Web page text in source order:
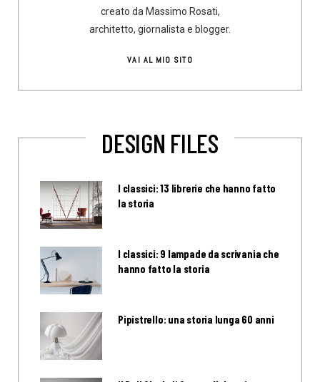
creato da Massimo Rosati,
architetto, giornalista e blogger.
VAI AL MIO SITO
DESIGN FILES
I classici: 13 librerie che hanno fatto
la storia
I classici: 9 lampade da scrivania che
hanno fatto la storia
Pipistrello: una storia lunga 60 anni